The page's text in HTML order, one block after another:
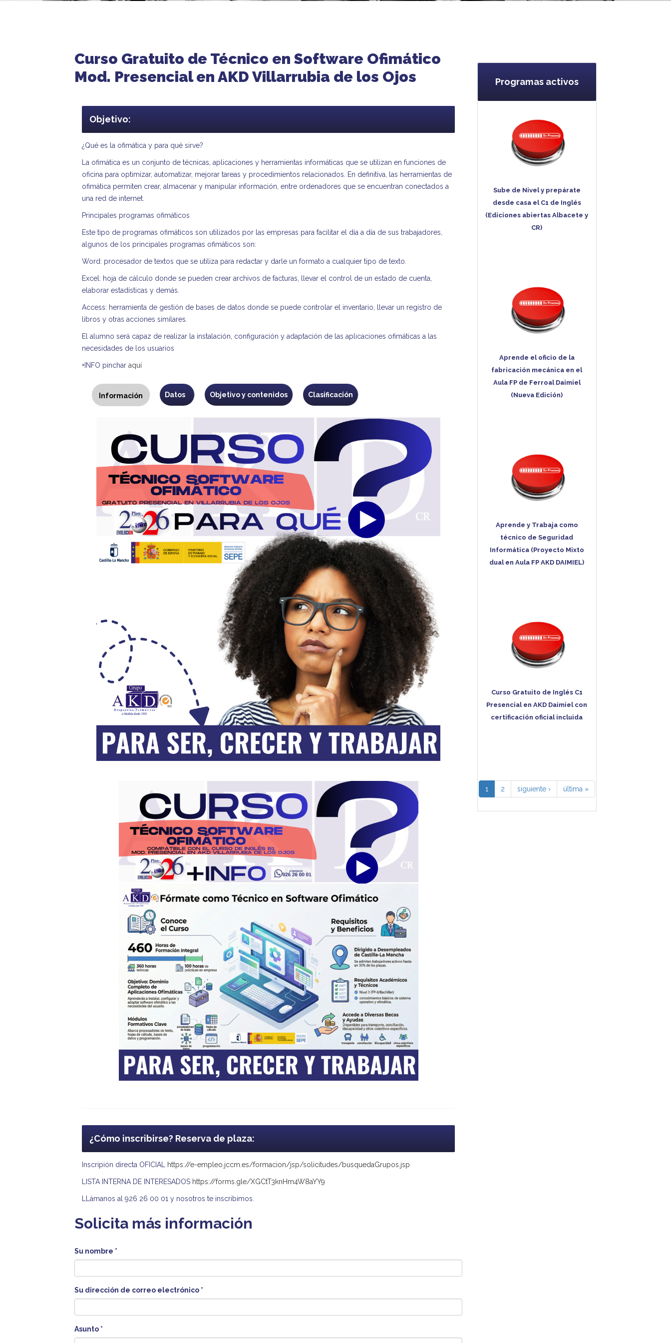
Curso Gratuito de Técnico en Software Ofimático
Mod. Presencial en AKD Villarrubia de los Ojos
Objetivo:
¿Qué es la ofimática y para qué sirve?
La ofimática es un conjunto de técnicas, aplicaciones y herramientas informáticas que se utilizan en funciones de
oficina para optimizar, automatizar, mejorar tareas y procedimientos relacionados. En definitiva, las herramientas de
ofimática permiten crear, almacenar y manipular información, entre ordenadores que se encuentran conectados a
una red de internet.
Principales programas ofimáticos
Este tipo de programas ofimáticos son utilizados por las empresas para facilitar el día a día de sus trabajadores,
algunos de los principales programas ofimáticos son:
Word: procesador de textos que se utiliza para redactar y darle un formato a cualquier tipo de texto.
Excel: hoja de cálculo donde se pueden crear archivos de facturas, llevar el control de un estado de cuenta,
elaborar estadísticas y demás.
Access: herramienta de gestión de bases de datos donde se puede controlar el inventario, llevar un registro de
libros y otras acciones similares.
El alumno será capaz de realizar la instalación, configuración y adaptación de las aplicaciones ofimáticas a las
necesidades de los usuarios
+INFO pincharaquí
Programa
Información (solapa
activa)
Datos Objetivo y contenidos Clasificación
¿Cómo inscribirse? Reserva de plaza:
Inscripión directa OFICIAL https://e-empleo.jccm.es/formacion/jsp/solicitudes/busquedaGrupos.jsp
LISTA INTERNA DE INTERESADOS https://forms.gle/XGCtT3knHm4W8aYY9
LLámanos al 926 26 00 01 y nosotros te inscribimos.
Solicita más información
Su nombre *
Su dirección de correo electrónico *
Asunto *
Programas activos
Sube de Nivel y prepárate
desde casa el C1 de Inglés
(Ediciones abiertas Albacete y
CR)
Aprende el oficio de la
fabricación mecánica en el
Aula FP de Ferroal Daimiel
(Nueva Edición)
Aprende y Trabaja como
técnico de Seguridad
Informática (Proyecto Mixto
dual en Aula FP AKD DAIMIEL)
Curso Gratuito de Inglés C1
Presencial en AKD Daimiel con
certificación oficial incluida
1 2 siguiente › última »